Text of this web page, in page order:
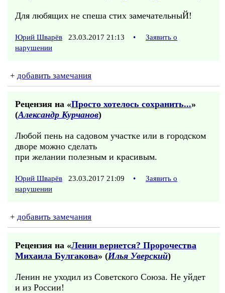
Для любящих не спеша стих замечательныЙ!
Юрий Шварёв 23.03.2017 21:13 •
Заявить о
нарушении
+ добавить замечания
Рецензия на «Просто хотелось сохранить...»
(Александр Курчанов)
Любой пень на садовом участке или в городском
дворе можно сделать
при желании полезным и красивым.
Юрий Шварёв 23.03.2017 21:09 •
Заявить о
нарушении
+ добавить замечания
Рецензия на «Ленин вернется? Пророчества
Михаила Булгакова» (Илья Уверский)
Ленин не уходил из Советского Союза. Не уйдет
и из России!